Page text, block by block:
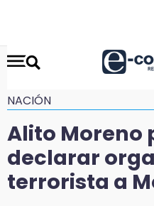
NACIÓN
Alito Moreno
declarar
terrorista a